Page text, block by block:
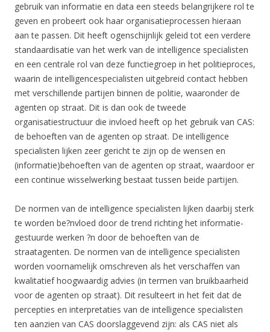
gebruik van informatie en data een steeds belangrijkere rol te
geven en probeert ook haar organisatieprocessen hieraan
aan te passen. Dit heeft ogenschijnlijk geleid tot een verdere
standaardisatie van het werk van de intelligence specialisten
en een centrale rol van deze functiegroep in het politieproces,
waarin de intelligencespecialisten uitgebreid contact hebben
met verschillende partijen binnen de politie, waaronder de
agenten op straat. Dit is dan ook de tweede
organisatiestructuur die invloed heeft op het gebruik van CAS:
de behoeften van de agenten op straat. De intelligence
specialisten lijken zeer gericht te zijn op de wensen en
(informatie)behoeften van de agenten op straat, waardoor er
een continue wisselwerking bestaat tussen beide partijen.
De normen van de intelligence specialisten lijken daarbij sterk
te worden be?nvloed door de trend richting het informatie-
gestuurde werken ?n door de behoeften van de
straatagenten. De normen van de intelligence specialisten
worden voornamelijk omschreven als het verschaffen van
kwalitatief hoogwaardig advies (in termen van bruikbaarheid
voor de agenten op straat). Dit resulteert in het feit dat de
percepties en interpretaties van de intelligence specialisten
ten aanzien van CAS doorslaggevend zijn: als CAS niet als